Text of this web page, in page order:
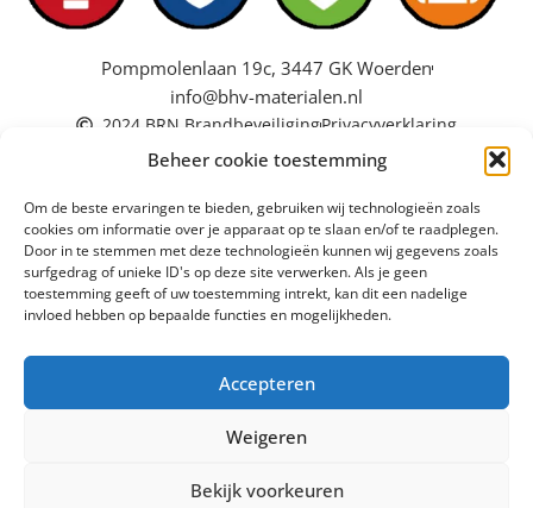
Beheer cookie toestemming
Om de beste ervaringen te bieden, gebruiken wij technologieën zoals
cookies om informatie over je apparaat op te slaan en/of te raadplegen.
Door in te stemmen met deze technologieën kunnen wij gegevens zoals
surfgedrag of unieke ID's op deze site verwerken. Als je geen
toestemming geeft of uw toestemming intrekt, kan dit een nadelige
invloed hebben op bepaalde functies en mogelijkheden.
Accepteren
Weigeren
Bekijk voorkeuren
Pompmolenlaan 19c, 3447 GK Woerden
info@bhv-materialen.nl
2024 BRN BrandbeveiligingPrivacyverklaring